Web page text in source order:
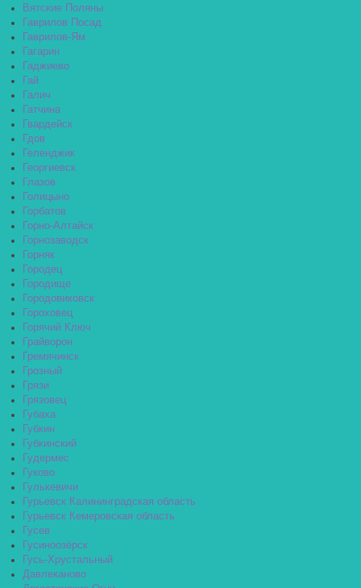
Вятские Поляны
Гаврилов Посад
Гаврилов-Ям
Гагарин
Гаджиево
Гай
Галич
Гатчина
Гвардейск
Гдов
Геленджик
Георгиевск
Глазов
Голицыно
Горбатов
Горно-Алтайск
Горнозаводск
Горняк
Городец
Городище
Городовиковск
Гороховец
Горячий Ключ
Грайворон
Гремячинск
Грозный
Грязи
Грязовец
Губаха
Губкин
Губкинский
Гудермес
Гуково
Гулькевичи
Гурьевск Калининградская область
Гурьевск Кемеровская область
Гусев
Гусиноозёрск
Гусь-Хрустальный
Давлеканово